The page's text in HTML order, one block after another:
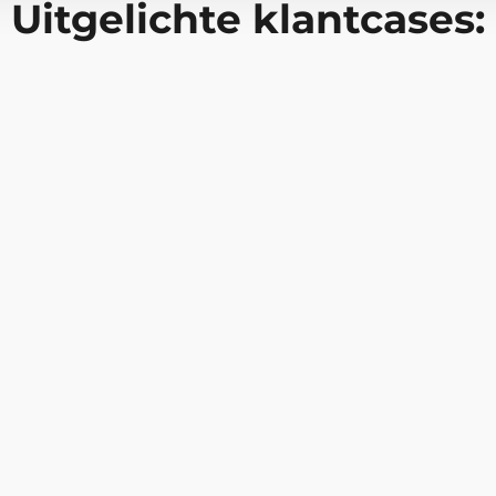
Uitgelichte klantcases: